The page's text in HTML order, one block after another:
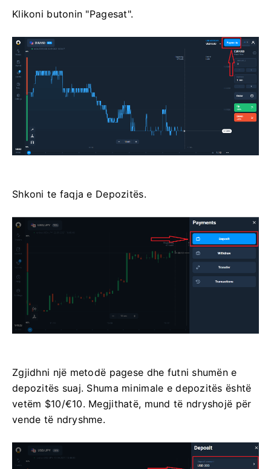
Klikoni butonin "Pagesat".
Shkoni te faqja e Depozitës.
Zgjidhni një metodë pagese dhe futni shumën e
depozitës suaj. Shuma minimale e depozitës është
vetëm $10/€10. Megjithatë, mund të ndryshojë për
vende të ndryshme.